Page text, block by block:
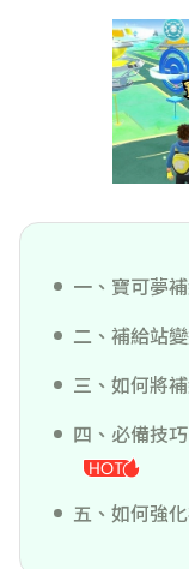
一、寶可夢
二、補給站
三、如何將
四、必備技
五、如何強